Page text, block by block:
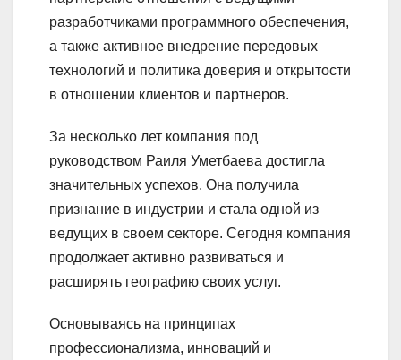
разработчиками программного обеспечения,
а также активное внедрение передовых
технологий и политика доверия и открытости
в отношении клиентов и партнеров.
За несколько лет компания под
руководством Раиля Уметбаева достигла
значительных успехов. Она получила
признание в индустрии и стала одной из
ведущих в своем секторе. Сегодня компания
продолжает активно развиваться и
расширять географию своих услуг.
Основываясь на принципах
профессионализма, инноваций и